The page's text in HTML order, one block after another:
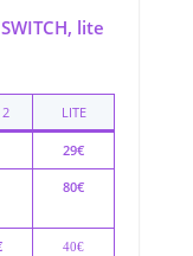
SWITCH, lite
LITE
29€
80€
40€